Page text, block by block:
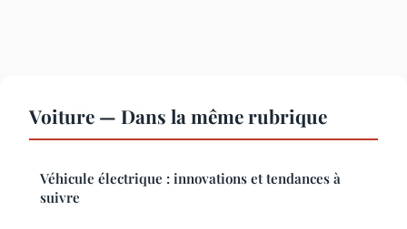
Voiture — Dans la même rubrique
Véhicule électrique : innovations et tendances à
suivre